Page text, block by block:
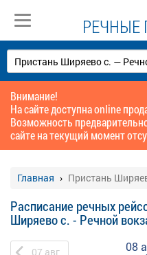
РЕЧНЫЕ
Внимание!
На сайте доступна online
Возможность
сайте на текущий момент
Главная Пристань
Расписание речных
Ширяево с. - Речной
07 авг 08